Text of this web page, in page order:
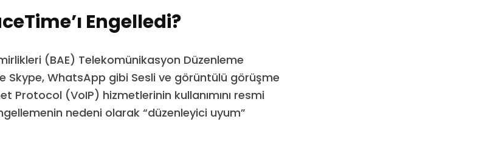
Engelledi?
(BAE) Telekomünikasyon Düzenleme
Skype, WhatsApp gibi Sesli ve görüntülü görüşme
Protocol (VoIP) hizmetlerinin kullanımını resmi
nedeni olarak “düzenleyici uyum”